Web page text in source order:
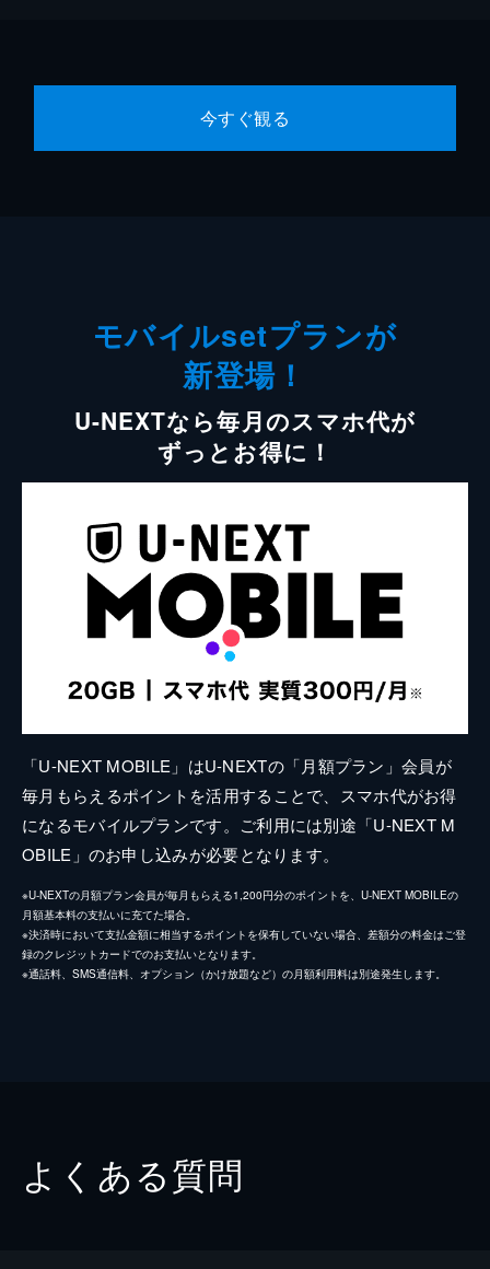
今すぐ観る
モバイルsetプランが
新登場！
U-NEXTなら毎月のスマホ代が
ずっとお得に！
「U-NEXT MOBILE」はU-NEXTの「月額プラン」会員が
毎月もらえるポイントを活用することで、スマホ代がお得
になるモバイルプランです。ご利用には別途「U-NEXT M
OBILE」のお申し込みが必要となります。
※U-NEXTの月額プラン会員が毎月もらえる1,200円分のポイントを、U-NEXT MOBILEの
月額基本料の支払いに充てた場合。
※決済時において支払金額に相当するポイントを保有していない場合、差額分の料金はご登
録のクレジットカードでのお支払いとなります。
※通話料、SMS通信料、オプション（かけ放題など）の月額利用料は別途発生します。
よくある質問